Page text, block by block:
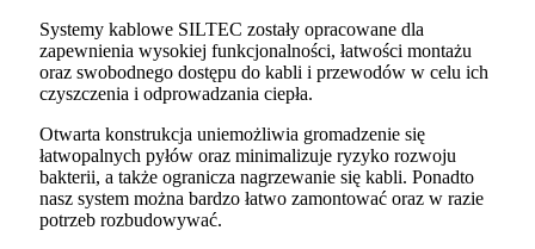
Systemy kablowe SILTEC zostały opracowane dla
zapewnienia wysokiej funkcjonalności, łatwości montażu
oraz swobodnego dostępu do kabli i przewodów w celu ich
czyszczenia i odprowadzania ciepła.
Otwarta konstrukcja uniemożliwia gromadzenie się
łatwopalnych pyłów oraz minimalizuje ryzyko rozwoju
bakterii, a także ogranicza nagrzewanie się kabli. Ponadto
nasz system można bardzo łatwo zamontować oraz w razie
potrzeb rozbudowywać.